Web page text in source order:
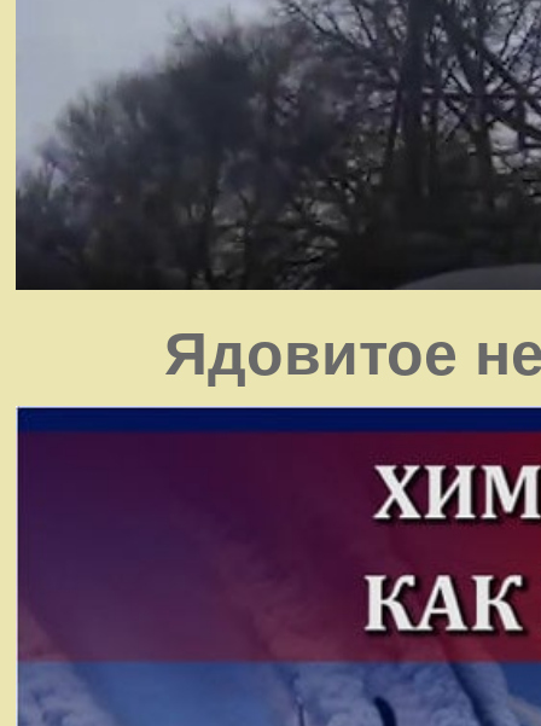
Ядовитое